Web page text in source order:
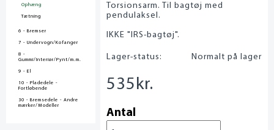
Ophæng
Tætning
6 - Bremser
7 - Undervogn/Kofanger
8 -
Gummi/Interiør/Pynt/m.m.
9 - El
10 - Pladedele -
Fortløbende
30 - Bremsedele - Andre
mærker/Modeller
Torsionsarm. Til bagtøj med
pendulaksel.
IKKE "IRS-bagtøj".
Lager-status: Normalt på lager
535 kr.
Antal